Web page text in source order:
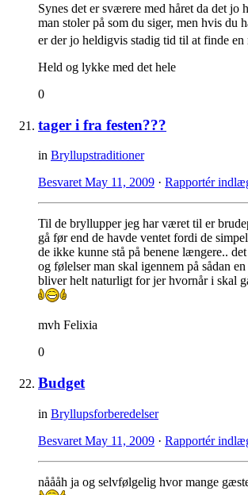
Synes det er sværere med håret da det jo
man stoler på som du siger, men hvis du
er der jo heldigvis stadig tid til at finde
Held og lykke med det hele
0
tager i fra festen???
in Bryllupstraditioner
BesvaretMay 11, 2009 · Rapportér
Til de bryllupper jeg har været til er
gå før end de havde ventet fordi de
de ikke kunne stå på benene længere..
og følelser man skal igennem på sådan
bliver helt naturligt for jer hvornår i skal
mvh Felixia
0
Budget
in Bryllupsforberedelser
Besvaret May 11, 2009 · Rapportér
nåååh ja og selvfølgelig hvor mange